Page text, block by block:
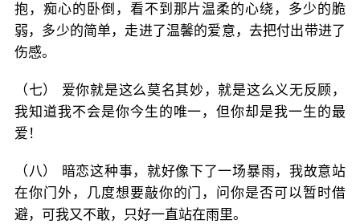
抱，痴心的卧倒，看不到那片温柔的心绕，多少的脆
弱，多少的简单，走进了温馨的爱意，去把付出带进了
伤感。
（七） 爱你就是这么莫名其妙，就是这么义无反顾，
我知道我不会是你今生的唯一，但你却是我一生的最
爱！
（八） 暗恋这种事，就好像下了一场暴雨，我故意站
在你门外，几度想要敲你的门，问你是否可以暂时借
避，可我又不敢，只好一直站在雨里。